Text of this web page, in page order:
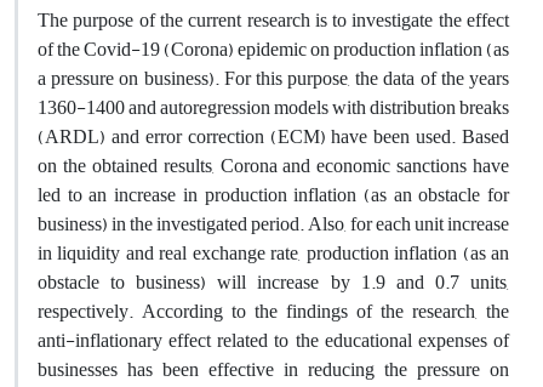
The purpose of the current research is to investigate the effect
of the Covid-19 (Corona) epidemic on production inflation (as
a pressure on business). For this purpose, the data of the years
1360-1400 and autoregression models with distribution breaks
(ARDL) and error correction (ECM) have been used. Based
on the obtained results, Corona and economic sanctions have
led to an increase in production inflation (as an obstacle for
business) in the investigated period. Also, for each unit increase
in liquidity and real exchange rate, production inflation (as an
obstacle to business) will increase by 1.9 and 0.7 units,
respectively. According to the findings of the research, the
anti-inflationary effect related to the educational expenses of
businesses has been effective in reducing the pressure on